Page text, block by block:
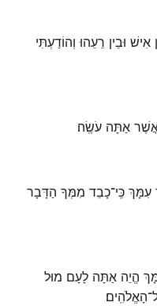
וּבֵין רֵעֵהוּ וְהוֹדַעְתִּי
אַתָּה עֹשֶֽׂה׃
כִּֽי־כָבֵד מִמְּךָ הַדָּבָר
הֱיֵה אַתָּה לָעָם מוּל